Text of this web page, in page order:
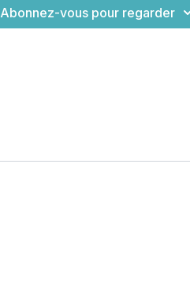
Abonnez-vous pour regarder